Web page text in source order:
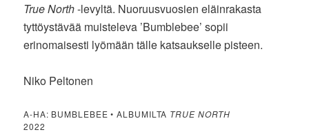
True North-levyltä. Nuoruusvuosien eläinrakasta
tyttöystävää muisteleva ’Bumblebee’ sopii
erinomaisesti lyömään tälle katsaukselle pisteen.
Niko Peltonen
A-HA: BUMBLEBEE • ALBUMILTA TRUE NORTH
2022